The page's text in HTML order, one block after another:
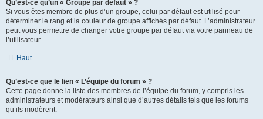
Qu’est-ce qu’un « Groupe par défaut » ?
Si vous êtes membre de plus d’un groupe, celui par défaut est utilisé pour
déterminer le rang et la couleur de groupe affichés par défaut. L’administrateur
peut vous permettre de changer votre groupe par défaut via votre panneau de
l’utilisateur.
Haut
Qu’est-ce que le lien « L’équipe du forum » ?
Cette page donne la liste des membres de l’équipe du forum, y compris les
administrateurs et modérateurs ainsi que d’autres détails tels que les forums
qu’ils modèrent.